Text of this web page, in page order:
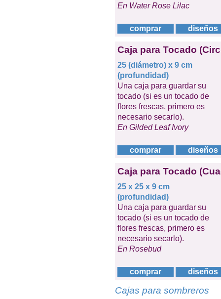
En Water Rose Lilac
comprar diseños
Caja para Tocado
25 (diámetro) x 9 cm
(profundidad)
Una caja para guardar su
tocado (si es un tocado de
flores frescas, primero es
necesario secarlo).
En Gilded Leaf Ivory
comprar diseños
Caja para Tocado
25 x 25 x 9 cm
(profundidad)
Una caja para guardar su
tocado (si es un tocado de
flores frescas, primero es
necesario secarlo).
En Rosebud
comprar diseños
Cajas para sombreros